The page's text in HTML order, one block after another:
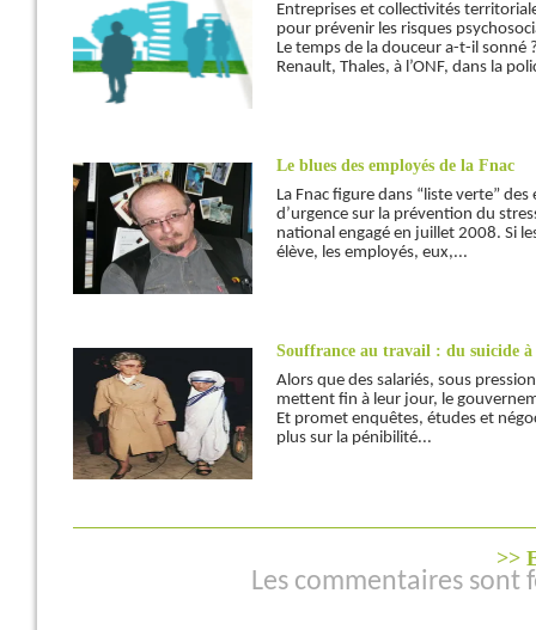
Entreprises et collectivités
pour prévenir les risques
Le temps de la douceur a-t-il sonné
Renault, Thales, à l’ONF, dans la
Le blues des employés de la Fnac
La Fnac figure dans “liste verte”
d’urgence sur la prévention du
national engagé en juillet 2008. Si
élève, les employés, eux,...
Souffrance au travail : du suicide
Alors que des salariés, sous
mettent fin à leur jour, le
Et promet enquêtes, études et
plus sur la pénibilité...
>>
Les commentaires sont